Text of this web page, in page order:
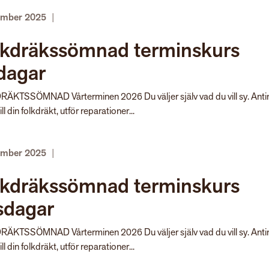
2025 |
terminskurs
Vårterminen 2026 Du väljer själv vad du vill sy.
din folkdräkt, utför reparationer...
2025 |
terminskurs
Vårterminen 2026 Du väljer själv vad du vill sy.
din folkdräkt, utför reparationer...